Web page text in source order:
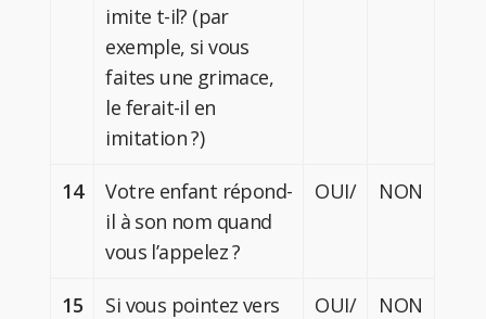
imite t-il? (par
exemple, si vous
faites une grimace,
le ferait-il en
imitation ?)
14
Votre enfant répond-
il à son nom quand
vous l’appelez ?
OUI/ NON
15
Si vous pointez vers
OUI/ NON